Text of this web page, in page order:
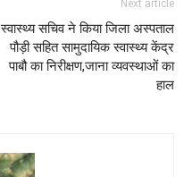
Next article
स्वास्थ्य सचिव ने किया जिला अस्पताल
पौड़ी सहित सामुदायिक स्वास्थ्य केंद्र
पाबौ का निरीक्षण,जाना व्यवस्थाओं का
हाल